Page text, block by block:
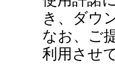
き、ダウ
なお、ご
利用させ